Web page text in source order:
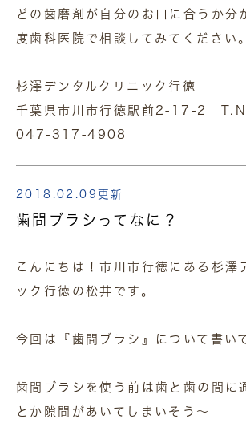
どの歯磨剤が自分のお口に合うか分
度歯科医院で相談してみてください。
杉澤デンタルクリニック行徳
千葉県市川市行徳駅前2-17-2
047-317-4908
2018.02.09更新
歯間ブラシってなに？
こんにちは！市川市行徳にある杉澤
ック行徳の松井です。
今回は『歯間ブラシ』について書い
歯間ブラシを使う前は歯と歯の間に
とか隙間があいてしまいそう～